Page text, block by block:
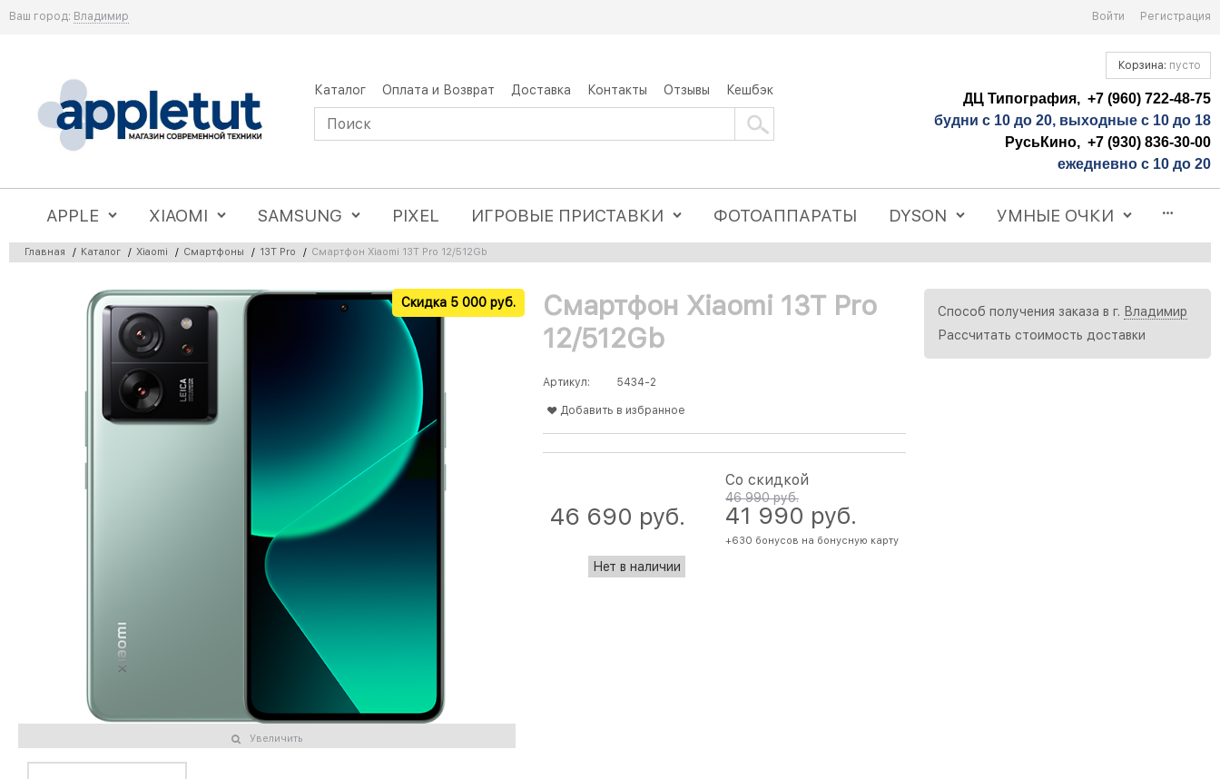
Ваш город: Владимир Войти Регистрация
Каталог Оплата и Возврат Доставка Контакты Отзывы Кешбэк
Корзина: пусто
ДЦ Типография, +7 (960) 722-48-75
будни с 10 до 20, выходные с 10 до 18
РусьКино, +7 (930) 836-30-00
ежедневно с 10 до 20
APPLE XIAOMI SAMSUNG PIXEL ИГРОВЫЕ ПРИСТАВКИ ФОТОАППАРАТЫ DYSON УМНЫЕ ОЧКИ
Главная / Каталог / Xiaomi / Смартфоны / 13T Pro / Смартфон Xiaomi 13T Pro 12/512Gb
Скидка 5 000 руб.
Увеличить
Смартфон Xiaomi 13T Pro
12/512Gb
Артикул: 5434-2
Добавить в избранное
46 990 руб.
41 990 руб.
+630 бонусов на бонусную карту
Со скидкой
46 690 руб.
Нет в наличии
Способ получения заказа в г. Владимир
Рассчитать стоимость доставки